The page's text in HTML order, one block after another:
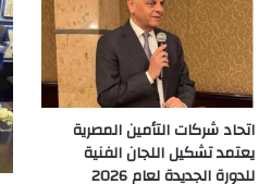
اتحاد شركات التأمين المصرية
يعتمد تشكيل اللجان الفنية
للدورة الجديدة لعام 2026